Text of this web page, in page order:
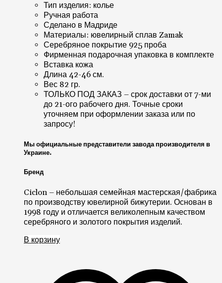
Тип изделия: колье
Ручная работа
Сделано в Мадриде
Материалы: ювелирный сплав Zamak
Серебряное покрытие 925 проба
Фирменная подарочная упаковка в комплекте
Вставка кожа
Длина 42-46 см.
Вес 82 гр.
ТОЛЬКО ПОД ЗАКАЗ – срок доставки от 7-ми
до 21-ого рабочего дня. Точные сроки
уточняем при оформлении заказа или по
запросу!
Мы официальные представители завода производителя в
Украине.
Бренд
Ciclon – небольшая семейная мастерская/фабрика
по производству ювелирной бижутерии. Основан в
1998 году и отличается великолепным качеством
серебряного и золотого покрытия изделий.
В корзину